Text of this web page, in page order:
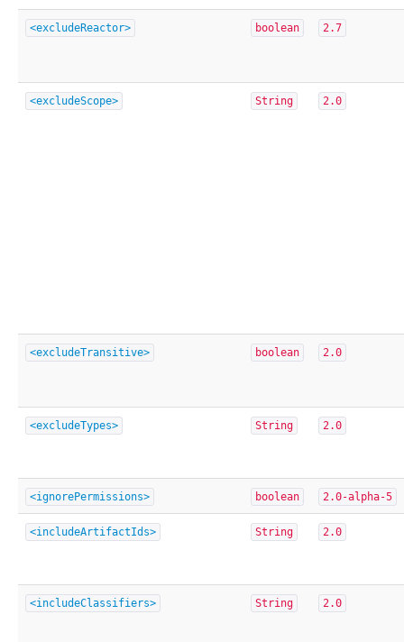
<excludeReactor> boolean 2.7
<excludeScope> String 2.0
<excludeTransitive> boolean 2.0
<excludeTypes> String 2.0
<ignorePermissions> boolean 2.0-alpha-5
<includeArtifactIds> String 2.0
<includeClassifiers> String 2.0